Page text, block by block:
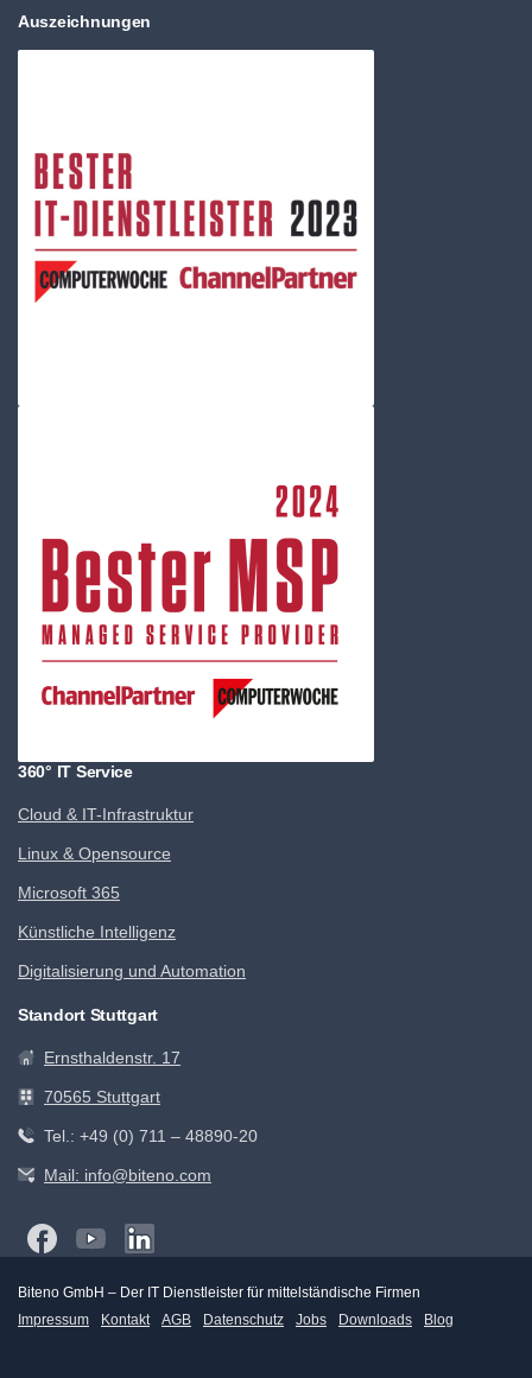
Auszeichnungen
360° IT Service
Cloud & IT-Infrastruktur
Linux & Opensource
Microsoft 365
Künstliche Intelligenz
Digitalisierung und Automation
Standort Stuttgart
Ernsthaldenstr. 17
70565 Stuttgart
Tel.: +49 (0) 711 – 48890-20
Mail: info@biteno.com
Biteno GmbH – Der IT Dienstleister für mittelständische Firmen
Impressum
Kontakt AGB Datenschutz Jobs Downloads Blog